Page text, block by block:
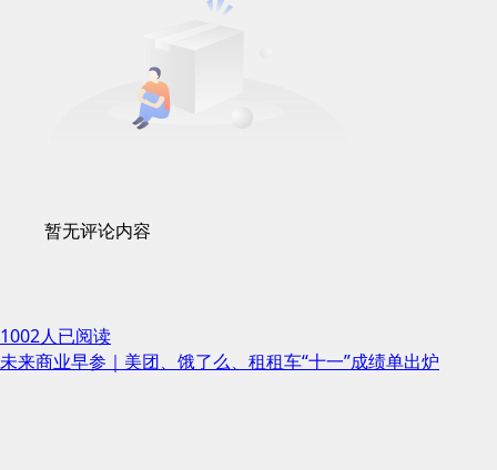
暂无评论内容
1002人已阅读
未来商业早参｜美团、饿了么、租租车“十一”成绩单出炉